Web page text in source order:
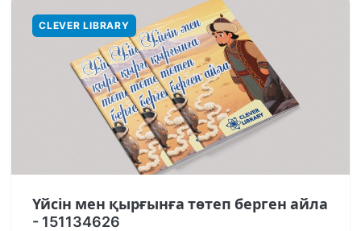
CLEVER LIBRARY
Үйсін мен қырғынға төтеп берген айла
- 151134626